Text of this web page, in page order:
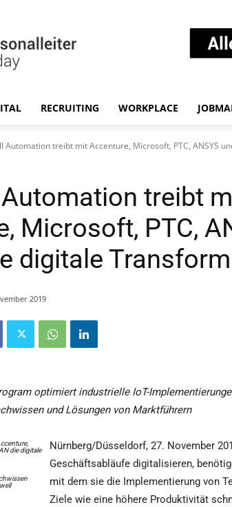
RECRUITING WORKPLACE
Automation treibt mit Accenture, Microsoft, PTC, ANSYS
treibt
Microsoft, PTC,
digitale
2019
optimiert industrielle IoT-
und Lösungen von Marktführern
Nürnberg/Düsseldorf, 27. November
Geschäftsabläufe digitalisieren,
mit dem sie die Implementierung von
Ziele wie eine höhere Produktivität